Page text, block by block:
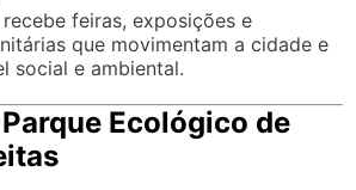
feiras, exposições e
que movimentam a cidade e
social e ambiental.
Ecológico de